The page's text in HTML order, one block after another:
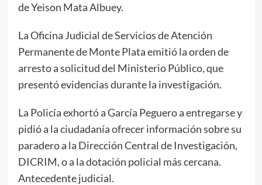
de Yeison Mata Albuey.
La Oficina Judicial de Servicios de Atención
Permanente de Monte Plata emitió la orden de
arresto a solicitud del Ministerio Público, que
presentó evidencias durante la investigación.
La Policía exhortó a García Peguero a entregarse y
pidió a la ciudadanía ofrecer información sobre su
paradero a la Dirección Central de Investigación,
DICRIM, o a la dotación policial más cercana.
Antecedente judicial.